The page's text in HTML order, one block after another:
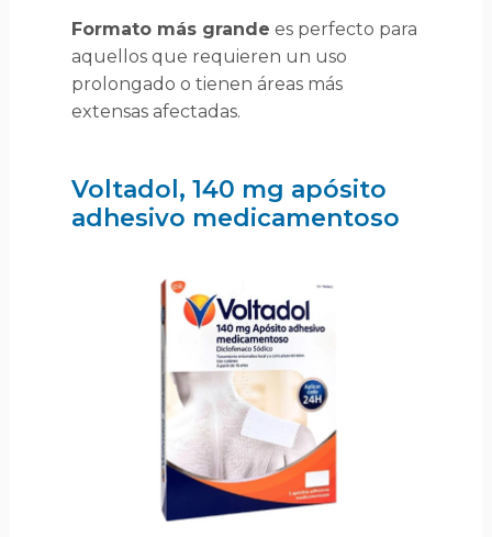
Formato más grande es perfecto para
aquellos que requieren un uso
prolongado o tienen áreas más
extensas afectadas.
Voltadol, 140 mg apósito
adhesivo medicamentoso